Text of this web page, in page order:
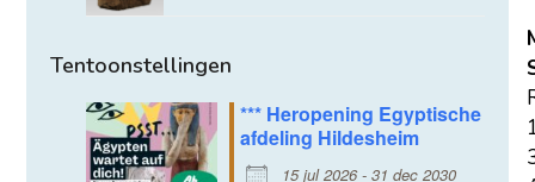
Tentoonstellingen
*** Heropening Egyptische
afdeling Hildesheim
15 jul 2026 - 31 dec 2030